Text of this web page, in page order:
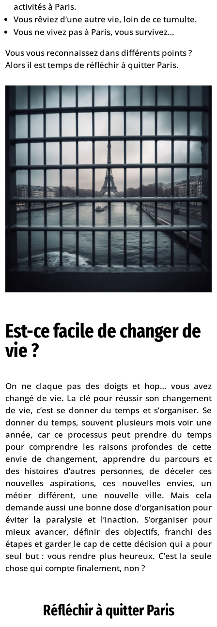
activités à Paris.
Vous rêviez d’une autre vie, loin de ce tumulte.
Vous ne vivez pas à Paris, vous survivez…
Vous vous reconnaissez dans différents points ?
Alors il est temps de réfléchir à quitter Paris.
Est-ce facile de changer de
vie ?
On ne claque pas des doigts et hop… vous avez
changé de vie. La clé pour réussir son changement
de vie, c’est se donner du temps et s’organiser. Se
donner du temps, souvent plusieurs mois voir une
année, car ce processus peut prendre du temps
pour comprendre les raisons profondes de cette
envie de changement, apprendre du parcours et
des histoires d’autres personnes, de déceler ces
nouvelles aspirations, ces nouvelles envies, un
métier différent, une nouvelle ville. Mais cela
demande aussi une bonne dose d’organisation pour
éviter la paralysie et l’inaction. S’organiser pour
mieux avancer, définir des objectifs, franchi des
étapes et garder le cap de cette décision qui a pour
seul but : vous rendre plus heureux. C’est la seule
chose qui compte finalement, non ?
Réfléchir à quitter Paris